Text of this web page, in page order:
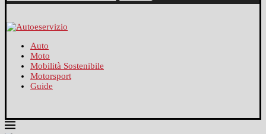
Auto
Moto
Mobilità Sostenibile
Motorsport
Guide